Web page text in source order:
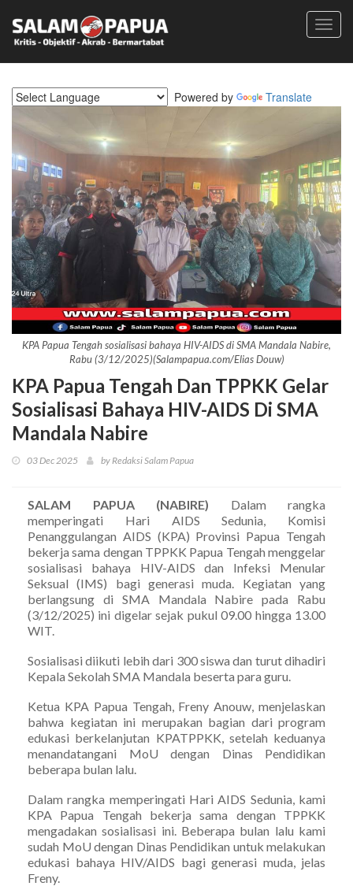
Powered by Translate
KPA Papua Tengah sosialisasi bahaya HIV-AIDS di SMA Mandala Nabire,
Rabu (3/12/2025)(Salampapua.com/Elias Douw)
KPA Papua Tengah Dan TPPKK Gelar
Sosialisasi Bahaya HIV-AIDS Di SMA
Mandala Nabire
03 Dec 2025 by Redaksi Salam Papua
SALAM PAPUA (NABIRE) Dalam rangka
memperingati Hari AIDS Sedunia, Komisi
Penanggulangan AIDS (KPA) Provinsi Papua Tengah
bekerja sama dengan TPPKK Papua Tengah menggelar
sosialisasi bahaya HIV-AIDS dan Infeksi Menular
Seksual (IMS) bagi generasi muda. Kegiatan yang
berlangsung di SMA Mandala Nabire pada Rabu
(3/12/2025) ini digelar sejak pukul 09.00 hingga 13.00
WIT.
Sosialisasi diikuti lebih dari 300 siswa dan turut dihadiri
Kepala Sekolah SMA Mandala beserta para guru.
Ketua KPA Papua Tengah, Freny Anouw, menjelaskan
bahwa kegiatan ini merupakan bagian dari program
edukasi berkelanjutan KPATPPKK, setelah keduanya
menandatangani MoU dengan Dinas Pendidikan
beberapa bulan lalu.
Dalam rangka memperingati Hari AIDS Sedunia, kami
KPA Papua Tengah bekerja sama dengan TPPKK
mengadakan sosialisasi ini. Beberapa bulan lalu kami
sudah MoU dengan Dinas Pendidikan untuk melakukan
edukasi bahaya HIV/AIDS bagi generasi muda, jelas
Freny.